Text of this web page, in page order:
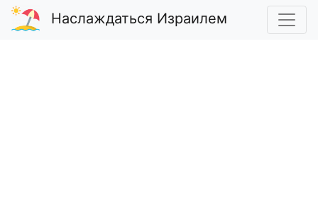
Наслаждаться Израилем